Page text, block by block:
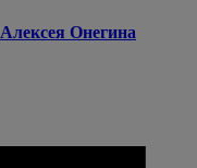
Алексея Онегина